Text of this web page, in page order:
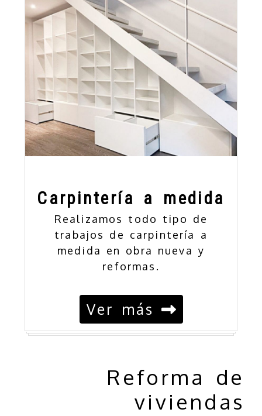
Carpintería a medida
Realizamos todo tipo de
trabajos de carpintería a
medida en obra nueva y
reformas.
Ver más
Reforma de
viviendas